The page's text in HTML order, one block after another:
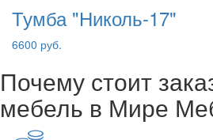
Тумба "Николь-17"
6600 руб.
Почему стоит
мебель в Мире